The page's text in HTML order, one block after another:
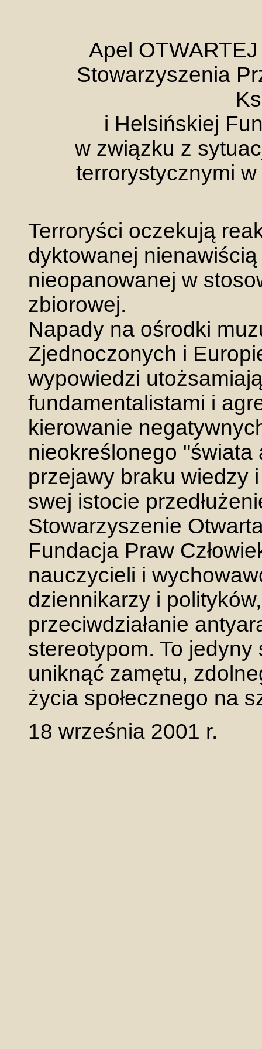
Apel
Stowarzyszenia
i Helsińskiej
w związku z
terrorystycznymi
Terroryści oczekują
dyktowanej
nieopanowanej w
zbiorowej.
Napady na ośrodki
Zjednoczonych i
wypowiedzi
fundamentalistami i
kierowanie
nieokreślonego
przejawy braku wiedzy
swej istocie
Stowarzyszenie
Fundacja Praw
nauczycieli i
dziennikarzy i
przeciwdziałanie
stereotypom. To
uniknąć zamętu,
życia społecznego na
18 września 2001 r.